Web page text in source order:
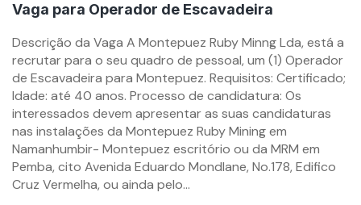
Vaga para Operador de Escavadeira
By
mzemprego.com
Descrição da Vaga A Montepuez Ruby Minng Lda, está a
recrutar para o seu quadro de pessoal, um (1) Operador
de Escavadeira para Montepuez. Requisitos: Certificado;
Idade: até 40 anos. Processo de candidatura: Os
interessados devem apresentar as suas candidaturas
nas instalações da Montepuez Ruby Mining em
Namanhumbir- Montepuez escritório ou da MRM em
Pemba, cito Avenida Eduardo Mondlane, No.178, Edifico
Cruz Vermelha, ou ainda pelo...